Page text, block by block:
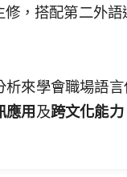
，搭配第二外
來學會職場語
應用及跨文化能力